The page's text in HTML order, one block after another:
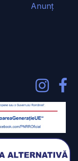
Anunț